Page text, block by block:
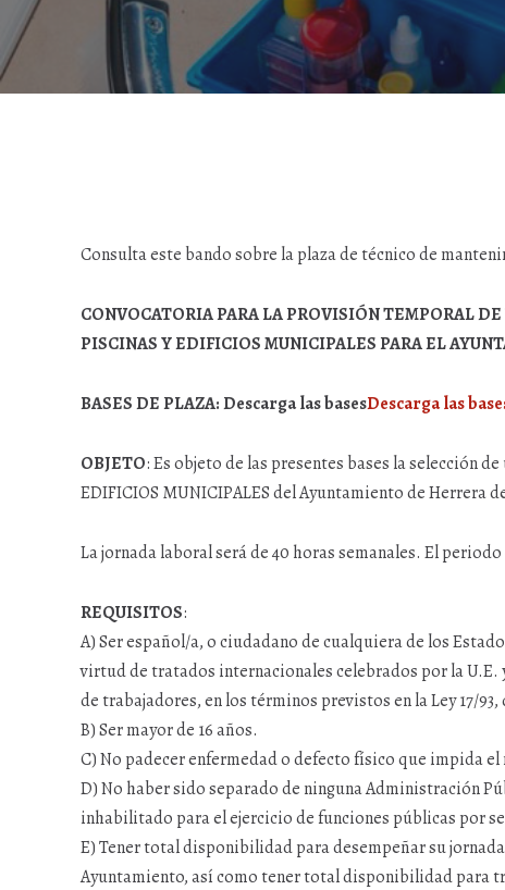
Consulta este bando sobre la plaza de técnico de
CONVOCATORIA PARA LA PROVISIÓN TEMPORAL
PISCINAS Y EDIFICIOS MUNICIPALES PARA EL
BASES DE PLAZA: Descarga las basesDescarga las
OBJETO: Es objeto de las presentes bases la selección
EDIFICIOS MUNICIPALES del Ayuntamiento de Herrera
La jornada laboral será de 40 horas semanales. El
REQUISITOS:
A) Ser español/a, o ciudadano de cualquiera de los
virtud de tratados internacionales celebrados por la
de trabajadores, en los términos previstos en la Ley 17/
B) Ser mayor de 16 años.
C) No padecer enfermedad o defecto físico que impida
D) No haber sido separado de ninguna Administración
inhabilitado para el ejercicio de funciones públicas por
E) Tener total disponibilidad para desempeñar su
Ayuntamiento, así como tener total disponibilidad para